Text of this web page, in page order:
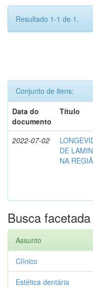
Resultado 1-1 de 1.
Conjunto de itens:
Data do
documento
Título
2022-07-02
DE
NA
Busca facetada
Assunto
Clínico
Estética dentária